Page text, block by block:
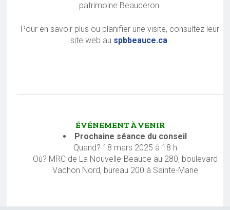
patrimoine Beauceron.
Pour en savoir plus ou planifier une visite, consultez leur
site web au spbbeauce.ca.
ÉVÉNEMENT À VENIR
Prochaine séance du conseil
Quand? 18 mars 2025 à 18 h
Où? MRC de La Nouvelle-Beauce au 280, boulevard
Vachon Nord, bureau 200 à Sainte-Marie